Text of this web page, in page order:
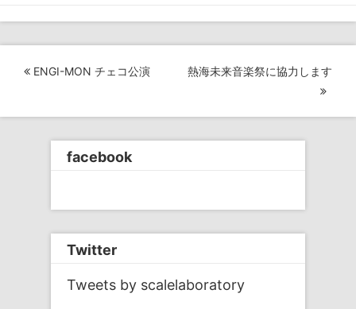
投
ナ
ENGI-MON チェコ公演 熱海未来音楽祭に協力します
facebook
Twitter
Tweets by scalelaboratory